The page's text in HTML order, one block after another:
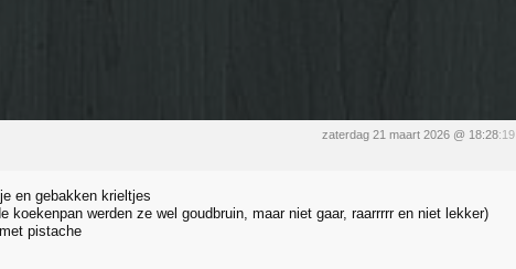
zaterdag 21 maart 2026 @ 18:28:19
en gebakken krieltjes
koekenpan werden ze wel goudbruin, maar niet gaar, raarrrrr en niet lekker)
pistache